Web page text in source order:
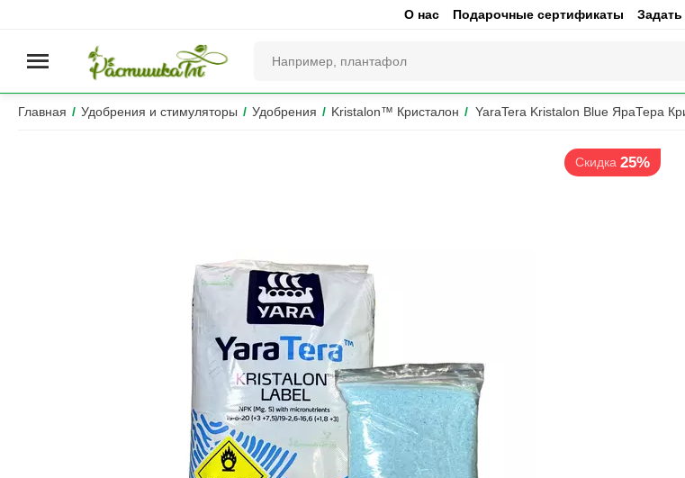
О нас Подарочные сертификаты
Главная / Удобрения и стимуляторы / Удобрения / Kristalon™ Кристалон / YaraTera Kristalon Blue ЯраТера